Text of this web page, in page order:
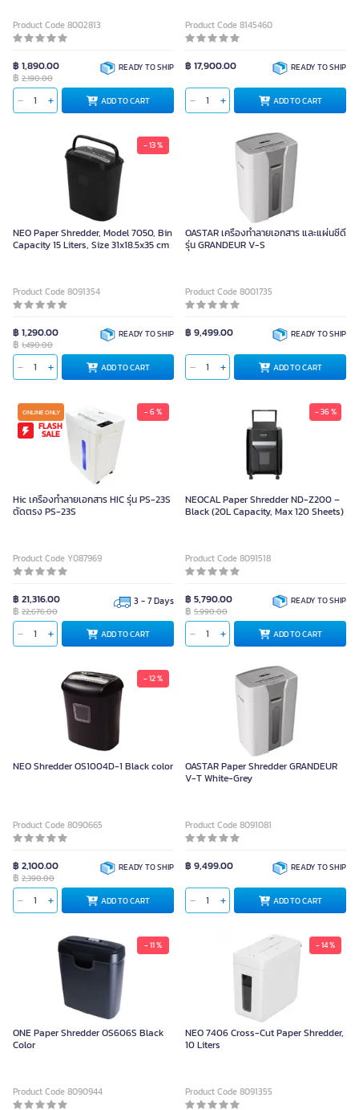
Product Code 8002813
฿ 1,890.00
฿ 2,190.00
READY TO SHIP
ADD TO CART
Product Code 8145460
฿ 17,900.00 READY TO SHIP
ADD TO CART
- 13 %
NEO Paper Shredder, Model 7050, Bin
Capacity 15 Liters, Size 31x18.5x35 cm
Product Code 8091354
฿ 1,290.00
฿ 1,490.00
READY TO SHIP
ADD TO CART
OASTAR เครื่องทำลายเอกสาร และแผ่นซีดี
รุ่น GRANDEUR V-S
Product Code 8001735
฿ 9,499.00 READY TO SHIP
ADD TO CART
ONLINE ONLY
FLASH
SALE
- 6 %
Hic เครื่องทำลายเอกสาร HIC รุ่น PS-23S
ตัดตรง PS-23S
Product Code Y087969
฿ 21,316.00
฿ 22,676.00
3 - 7 Days
ADD TO CART
- 36 %
NEOCAL Paper Shredder ND-Z200 –
Black (20L Capacity, Max 120 Sheets)
Product Code 8091518
฿ 5,790.00
฿ 5,990.00
READY TO SHIP
ADD TO CART
- 12 %
NEO Shredder OS1004D-1 Black color
Product Code 8090665
฿ 2,100.00
฿ 2,390.00
READY TO SHIP
ADD TO CART
OASTAR Paper Shredder GRANDEUR
V-T White-Grey
Product Code 8091081
฿ 9,499.00 READY TO SHIP
ADD TO CART
- 11 %
ONE Paper Shredder OS606S Black
Color
Product Code 8090944
- 14 %
NEO 7406 Cross-Cut Paper Shredder,
10 Liters
Product Code 8091355